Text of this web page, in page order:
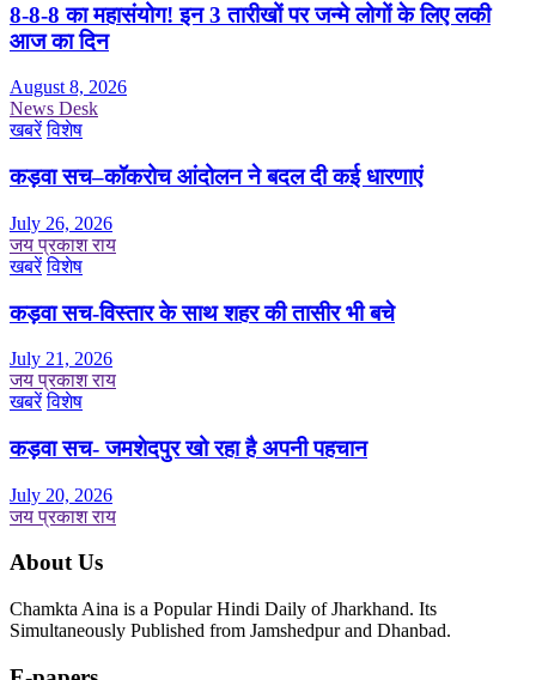
8-8-8 का महासंयोग! इन 3 तारीखों पर जन्मे लोगों के लिए लकी
आज का दिन
August 8, 2026
News Desk
खबरें विशेष
कड़वा सच–कॉकरोच आंदोलन ने बदल दी कई धारणाएं
July 26, 2026
जय प्रकाश राय
खबरें विशेष
कड़वा सच-विस्तार के साथ शहर की तासीर भी बचे
July 21, 2026
जय प्रकाश राय
खबरें विशेष
कड़वा सच- जमशेदपुर खो रहा है अपनी पहचान
July 20, 2026
जय प्रकाश राय
About Us
Chamkta Aina is a Popular Hindi Daily of Jharkhand. Its
Simultaneously Published from Jamshedpur and Dhanbad.